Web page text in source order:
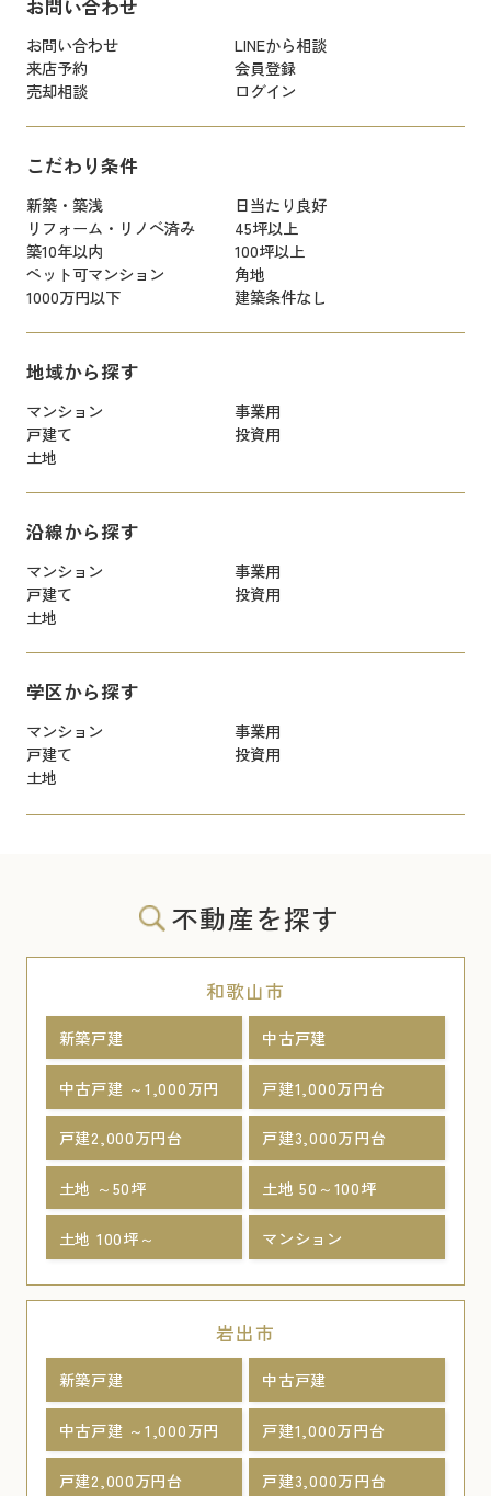
お問い合わせ
お問い合わせ
LINEから相談
来店予約
会員登録
売却相談
ログイン
こだわり条件
新築・築浅
日当たり良好
リフォーム・リノベ済み
45坪以上
築10年以内
100坪以上
ペット可マンション
角地
1000万円以下
建築条件なし
地域から探す
マンション
事業用
戸建て
投資用
土地
沿線から探す
マンション
事業用
戸建て
投資用
土地
学区から探す
マンション
事業用
戸建て
投資用
土地
不動産を探す
和歌山市
新築戸建 中古戸建
中古戸建 ～1,000万円 戸建1,000万円台
戸建2,000万円台 戸建3,000万円台
土地 ～50坪 土地 50～100坪
土地 100坪～ マンション
岩出市
新築戸建 中古戸建
中古戸建 ～1,000万円 戸建1,000万円台
戸建2,000万円台 戸建3,000万円台